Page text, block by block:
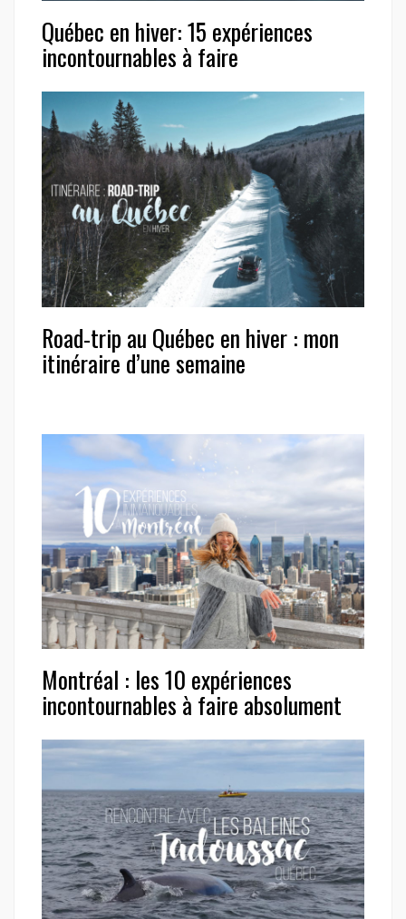
Québec en hiver: 15 expériences
incontournables à faire
Road-trip au Québec en hiver : mon
itinéraire d’une semaine
Montréal : les 10 expériences
incontournables à faire absolument